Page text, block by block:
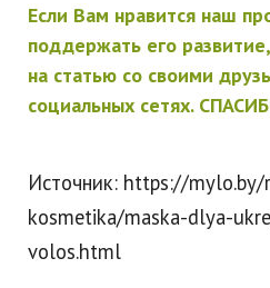
Если Вам нравится наш
поддержать его
на статью со своими
социальных сетях.
Источник: https://mylo.by/
kosmetika/maska-dlya-
volos.html